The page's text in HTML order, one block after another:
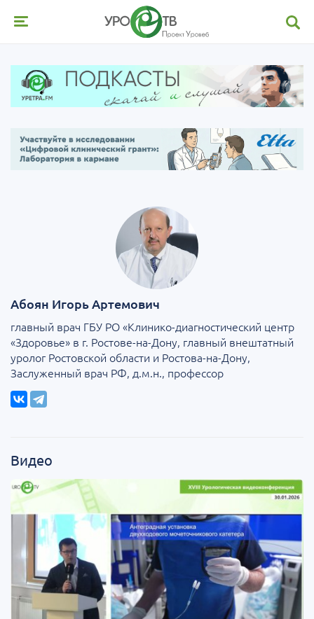
Абоян Игорь Артемович
главный врач ГБУ РО «Клинико-диагностический центр
«Здоровье» в г. Ростове-на-Дону, главный внештатный
уролог Ростовской области и Ростова-на-Дону,
Заслуженный врач РФ, д.м.н., профессор
Видео